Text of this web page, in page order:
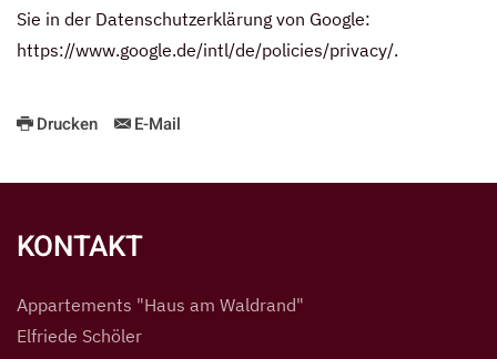
Sie in der Datenschutzerklärung von Google:
https://www.google.de/intl/de/policies/privacy/.
Drucken E-Mail
KONTAKT
Appartements "Haus am Waldrand"
Elfriede Schöler